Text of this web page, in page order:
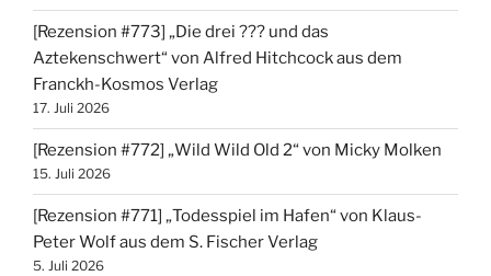
[Rezension #773] „Die drei ??? und das
Aztekenschwert“ von Alfred Hitchcock aus dem
Franckh-Kosmos Verlag
17. Juli 2026
[Rezension #772] „Wild Wild Old 2“ von Micky Molken
15. Juli 2026
[Rezension #771] „Todesspiel im Hafen“ von Klaus-
Peter Wolf aus dem S. Fischer Verlag
5. Juli 2026